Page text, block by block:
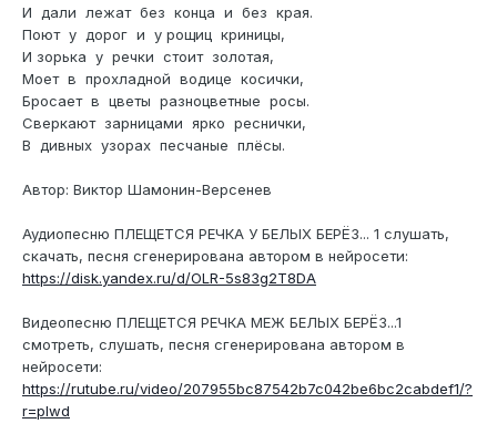
И дали лежат без конца и без края.
Поют у дорог и у рощиц криницы,
И зорька у речки стоит золотая,
Моет в прохладной водице косички,
Бросает в цветы разноцветные росы.
Сверкают зарницами ярко реснички,
В дивных узорах песчаные плёсы.
Автор: Виктор Шамонин-Версенев
Аудиопесню ПЛЕЩЕТСЯ РЕЧКА У БЕЛЫХ БЕРЁЗ... 1 слушать,
скачать, песня сгенерирована автором в нейросети:
https://disk.yandex.ru/d/OLR-5s83g2T8DA
Видеопесню ПЛЕЩЕТСЯ РЕЧКА МЕЖ БЕЛЫХ БЕРЁЗ...1
смотреть, слушать, песня сгенерирована автором в
нейросети:
https://rutube.ru/video/207955bc87542b7c042be6bc2cabdef1/?
r=plwd